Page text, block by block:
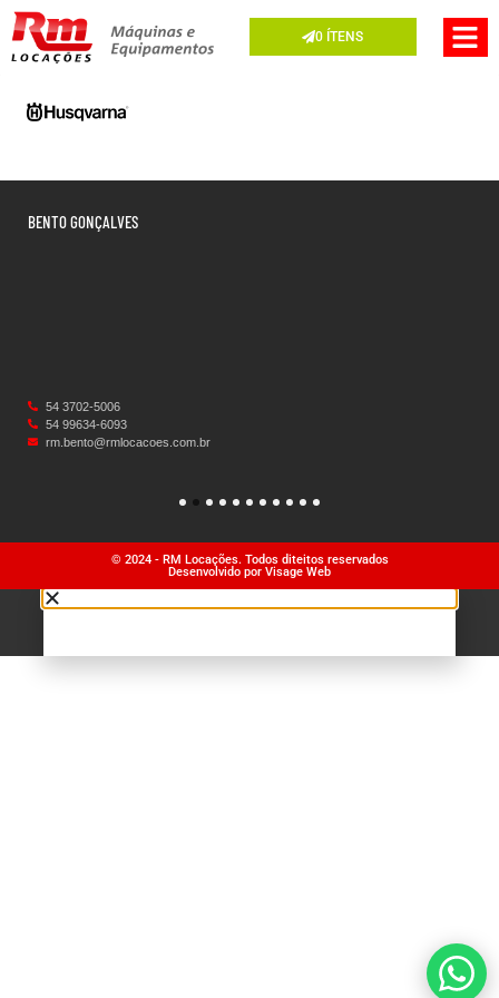
0 ÍTENS
BENTO GONÇALVES
54 3702-5006
54 99634‑6093‬
rm.bento@rmlocacoes.com.br
5 6 7 8 9 1011
© 2024 - RM Locações. Todos diteitos reservados
Desenvolvido por Visage Web